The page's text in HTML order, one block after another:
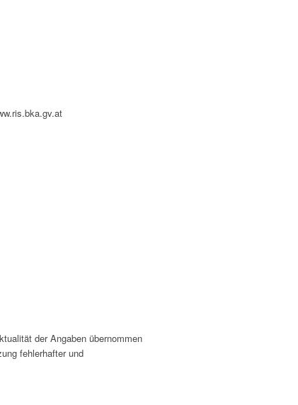
der Angaben übernommen
fehlerhafter und